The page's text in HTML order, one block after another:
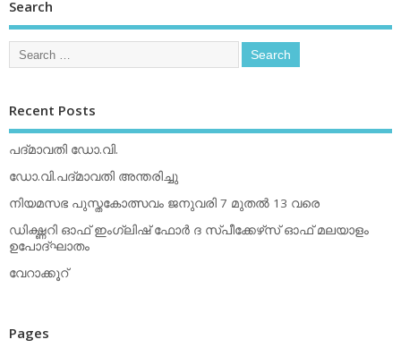
Search
Recent Posts
പദ്മാവതി ഡോ.വി.
ഡോ.വി.പദ്മാവതി അന്തരിച്ചു
നിയമസഭ പുസ്തകോത്സവം ജനുവരി 7 മുതല്‍ 13 വരെ
ഡിക്ഷ്ണറി ഓഫ് ഇംഗ്ലിഷ് ഫോര്‍ ദ സ്പീക്കേഴ്‌സ് ഓഫ് മലയാളം
ഉപോദ്ഘാതം
വേറാക്കൂറ്
Pages